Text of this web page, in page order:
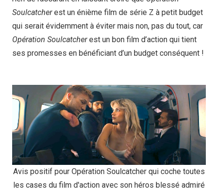
Soulcatcherest un énième film de série Z à petit budget
qui serait évidemment à éviter mais non, pas du tout, car
Opération Soulcatcherest un bon film d’action qui tient
ses promesses en bénéficiant d’un budget conséquent !
Avis positif pour Opération Soulcatcher qui coche toutes
les cases du film d'action avec son héros blessé admiré